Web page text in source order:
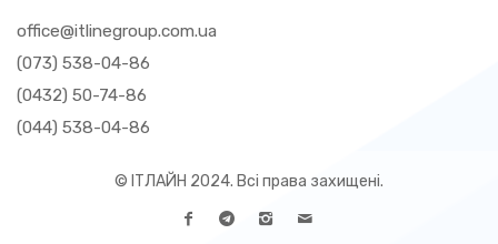
office@itlinegroup.com.ua
(073) 538-04-86
(0432) 50-74-86
(044) 538-04-86
© ІТЛАЙН 2024. Всі права захищені.